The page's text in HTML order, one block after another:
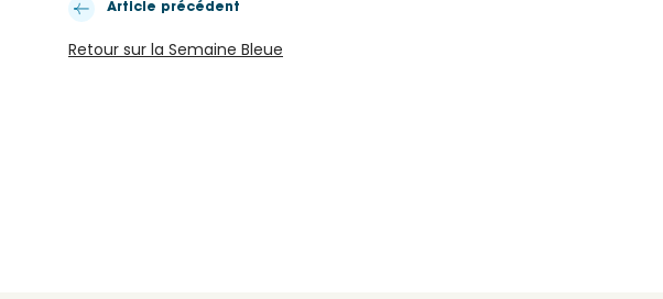
Article précédent
Retour sur la Semaine Bleue